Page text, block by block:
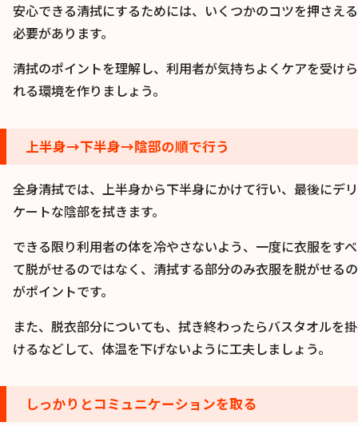
安心できる清拭にするためには、いくつかのコツを押さえる
必要があります。
清拭のポイントを理解し、利用者が気持ちよくケアを受けら
れる環境を作りましょう。
上半身→下半身→陰部の順で行う
全身清拭では、上半身から下半身にかけて行い、最後にデリ
ケートな陰部を拭きます。
できる限り利用者の体を冷やさないよう、一度に衣服をすべ
て脱がせるのではなく、清拭する部分のみ衣服を脱がせるの
がポイントです。
また、脱衣部分についても、拭き終わったらバスタオルを掛
けるなどして、体温を下げないように工夫しましょう。
しっかりとコミュニケーションを取る